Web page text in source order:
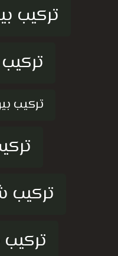
تركيب
تركيب
تركيب